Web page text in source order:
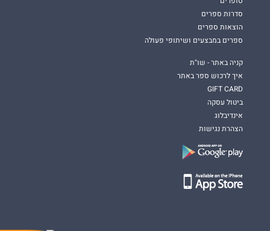
סדרות ספרים
הוצאות ספרים
ספרים במבצעים ושיתופי פעולה
קניה באתר - שו"ת
איך לרכוש ספר באתר
GIFT CARD
ביטול עסקה
אינדיבלוג
הצהרת נגישות